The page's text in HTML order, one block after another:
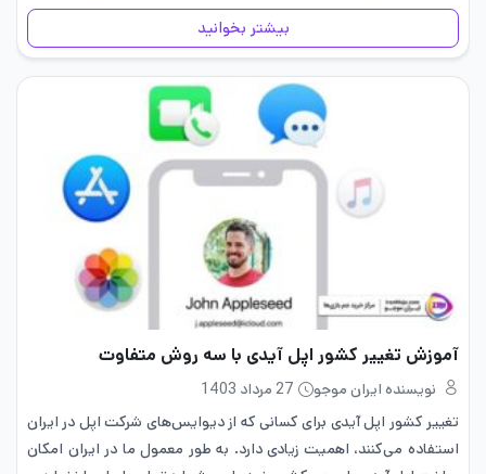
ایران موجو به بررسی…
بیشتر بخوانید
آموزش تغییر کشور اپل آیدی با سه روش متفاوت
نویسنده ایران موجو
27 مرداد 1403
تغییر کشور اپل آیدی برای کسانی که از دیوایس‌های شرکت اپل در ایران
استفاده می‌کنند، اهمیت زیادی دارد. به طور معمول ما در ایران امکان